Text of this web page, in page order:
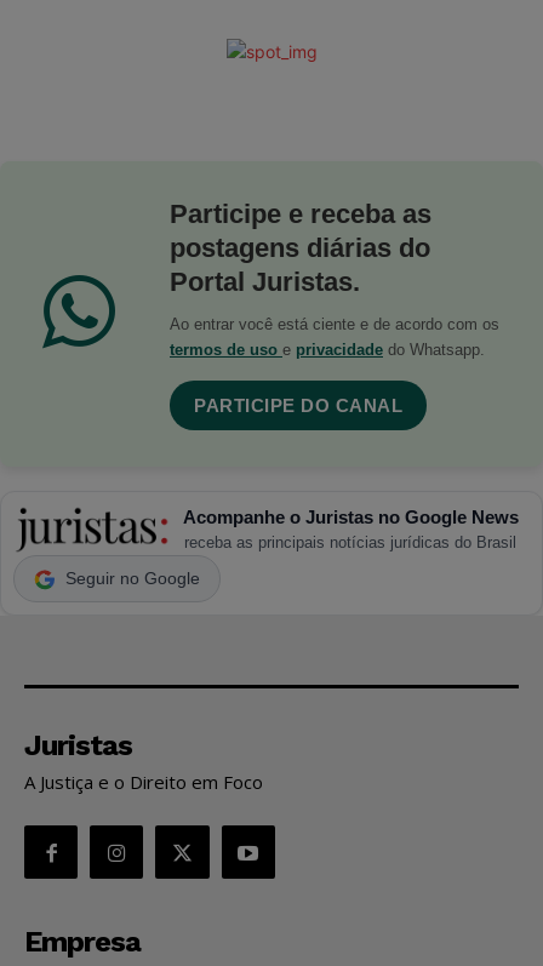
Participe e receba as
postagens diárias do
Portal Juristas.
Ao entrar você está ciente e de acordo com os
termos de uso e privacidade do Whatsapp.
PARTICIPE DO CANAL
Acompanhe o Juristas no Google News
receba as principais notícias jurídicas do Brasil
Seguir no Google
Juristas
A Justiça e o Direito em Foco
Empresa